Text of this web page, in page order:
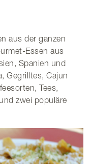
aus der ganzen
Essen aus
Spanien und
Gegrilltes, Cajun
Tees,
zwei populäre